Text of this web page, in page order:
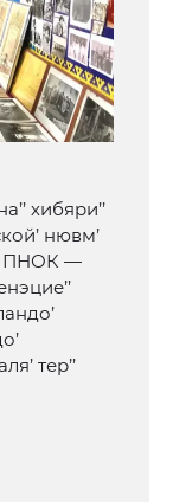
хибяри’’
нювм’
ПНОК —
тер’’